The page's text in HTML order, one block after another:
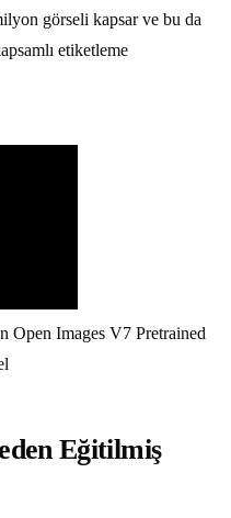
görseli kapsar ve bu da
etiketleme
Open Images V7 Pretrained
Eğitilmiş